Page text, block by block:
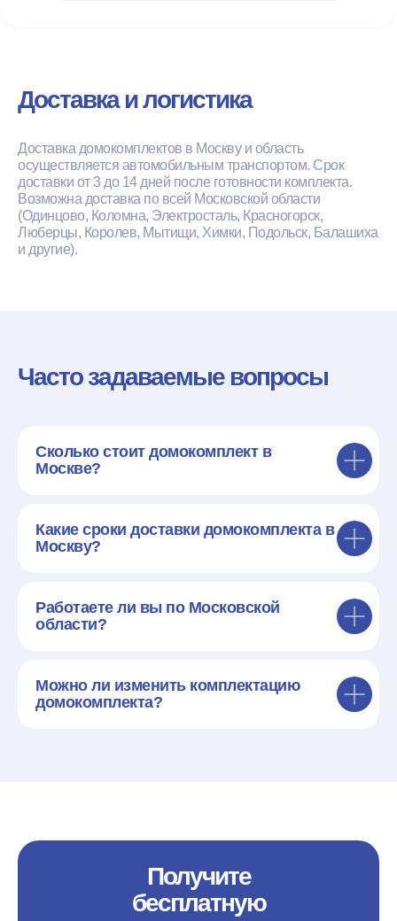
Доставка и логистика
Доставка домокомплектов в Москву и область
осуществляется автомобильным транспортом. Срок
доставки от 3 до 14 дней после готовности комплекта.
Возможна доставка по всей Московской области
(Одинцово, Коломна, Электросталь, Красногорск,
Люберцы, Королев, Мытищи, Химки, Подольск, Балашиха
и другие).
Часто задаваемые вопросы
Сколько стоит домокомплект в
Москве?
Какие сроки доставки домокомплекта в
Москву?
Работаете ли вы по Московской
области?
Можно ли изменить комплектацию
домокомплекта?
Получите
бесплатную